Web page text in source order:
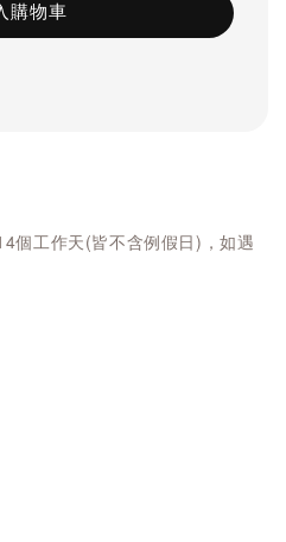
購物車
個工作天(皆不含例假日)，如遇